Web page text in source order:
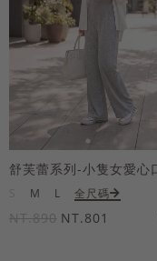
M L 全尺碼
NT.890 NT.801